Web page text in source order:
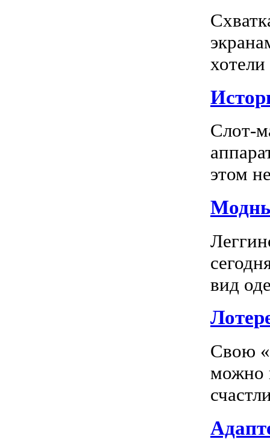
Слот-
этом
вид
Свою
можно